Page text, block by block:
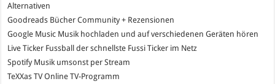
Alternativen
Goodreads Bücher Community + Rezensionen
Google Music Musik hochladen und auf verschiedenen Geräten hören
Live Ticker Fussball der schnellste Fussi Ticker im Netz
SpotifyMusik umsonst per Stream
TeXXas TVOnline TV-Programm